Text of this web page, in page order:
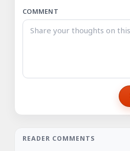
COMMENT
READER COMMENTS